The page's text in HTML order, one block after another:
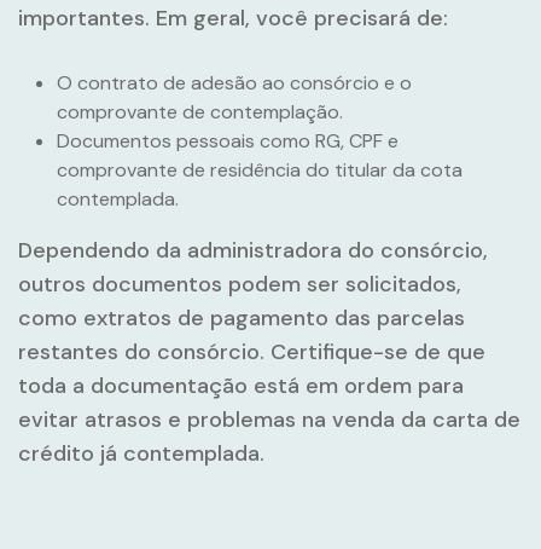
importantes. Em geral, você precisará de:
O contrato de adesão ao consórcio e o
comprovante de contemplação.
Documentos pessoais como RG, CPF e
comprovante de residência do titular da cota
contemplada.
Dependendo da administradora do consórcio,
outros documentos podem ser solicitados,
como extratos de pagamento das parcelas
restantes do consórcio. Certifique-se de que
toda a documentação está em ordem para
evitar atrasos e problemas na venda da carta de
crédito já contemplada.